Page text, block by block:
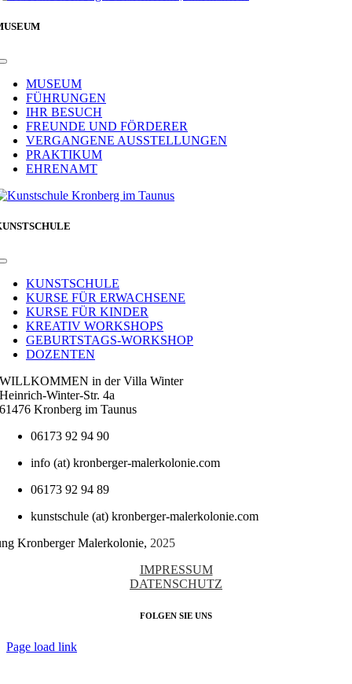
Toggle
NavigationMUSEUM
FÜHRUNGEN
IHR BESUCH
FREUNDE UND FÖRDERER
VERGANGENE AUSSTELLUNGEN
PRAKTIKUM
EHRENAMT
Toggle
NavigationKUNSTSCHULE
KURSE FÜR ERWACHSENE
KURSE FÜR KINDER
KREATIV WORKSHOPS
GEBURTSTAGS-WORKSHOP
DOZENTEN
WILLKOMMEN in der Villa Winter
Heinrich-Winter-Str. 4a
61476 Kronberg im Taunus
06173 92 94 90
info (at) kronberger-malerkolonie.com
06173 92 94 89
kunstschule (at) kronberger-malerkolonie.com
Kronberger Malerkolonie, 2025
IMPRESSUM
DATENSCHUTZ
FOLGEN SIE UNS
Page load link